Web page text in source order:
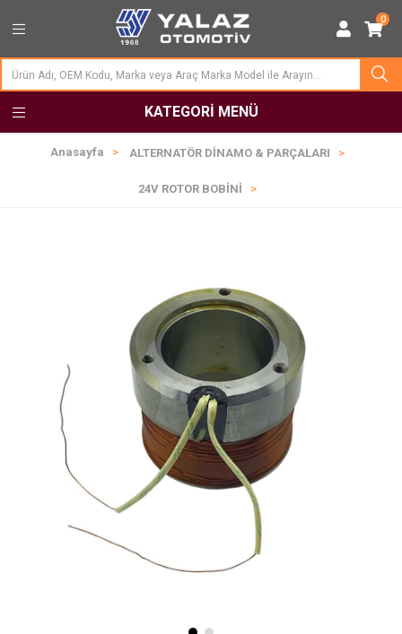
0
KATEGORI MENÜ
Anasayfa ALTERNATÖR DİNAMO & PARÇALARI
24V ROTOR BOBİNİ